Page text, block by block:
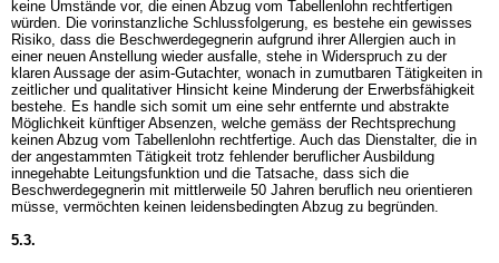
keine Umstände vor, die einen Abzug vom Tabellenlohn rechtfertigen
würden. Die vorinstanzliche Schlussfolgerung, es bestehe ein gewisses
Risiko, dass die Beschwerdegegnerin aufgrund ihrer Allergien auch in
einer neuen Anstellung wieder ausfalle, stehe in Widerspruch zu der
klaren Aussage der asim-Gutachter, wonach in zumutbaren Tätigkeiten in
zeitlicher und qualitativer Hinsicht keine Minderung der Erwerbsfähigkeit
bestehe. Es handle sich somit um eine sehr entfernte und abstrakte
Möglichkeit künftiger Absenzen, welche gemäss der Rechtsprechung
keinen Abzug vom Tabellenlohn rechtfertige. Auch das Dienstalter, die in
der angestammten Tätigkeit trotz fehlender beruflicher Ausbildung
innegehabte Leitungsfunktion und die Tatsache, dass sich die
Beschwerdegegnerin mit mittlerweile 50 Jahren beruflich neu orientieren
müsse, vermöchten keinen leidensbedingten Abzug zu begründen.
5.3.